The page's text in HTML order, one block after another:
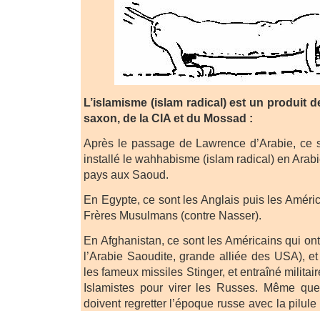
L’islamisme (islam radical) est un produit
saxon, de la CIA et du Mossad :
Après le passage de Lawrence d’Arabie, ce
installé le wahhabisme (islam radical) en
pays aux Saoud.
En Egypte, ce sont les Anglais puis les
Frères Musulmans (contre Nasser).
En Afghanistan, ce sont les Américains qui
l’Arabie Saoudite, grande alliée des USA),
les fameux missiles Stinger, et entraîné
Islamistes pour virer les Russes. Même
doivent regretter l’époque russe avec la pilule